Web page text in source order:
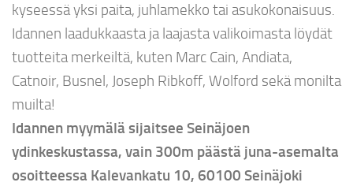
kyseessä yksi paita, juhlamekko tai asukokonaisuus.
Idannen laadukkaasta ja laajasta valikoimasta löydät
tuotteita merkeiltä, kuten Marc Cain, Andiata,
Catnoir, Busnel, Joseph Ribkoff, Wolford sekä monilta
muilta!
Idannen myymälä sijaitsee Seinäjoen
ydinkeskustassa, vain 300m päästä juna-asemalta
osoitteessa Kalevankatu 10, 60100 Seinäjoki